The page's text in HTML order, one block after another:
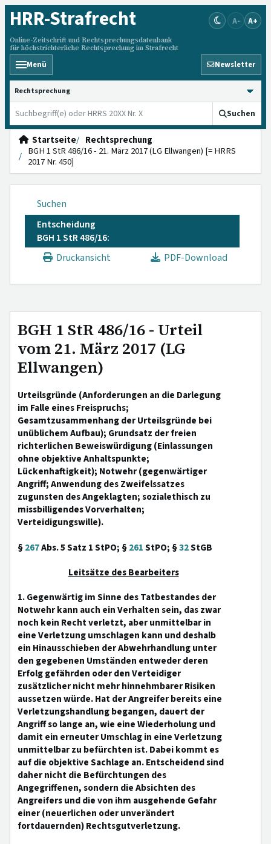
HRR-Strafrecht
Online-Zeitschrift und Rechtsprechungsdatenbank
für höchstrichterliche Rechtsprechung im Strafrecht
A- A+
Menü Newsletter
HRRS durchsuchen
Suchen
Startseite
Rechtsprechung
BGH 1 StR 486/16 - 21. März 2017 (LG Ellwangen) [= HRRS
2017 Nr. 450]
Suchen
Entscheidung
BGH 1 StR 486/16:
Druckansicht
PDF-Download
BGH 1 StR 486/16 - Urteil
vom 21. März 2017 (LG
Ellwangen)
Urteilsgründe (Anforderungen an die Darlegung
im Falle eines Freispruchs;
Gesamtzusammenhang der Urteilsgründe bei
unüblichem Aufbau); Grundsatz der freien
richterlichen Beweiswürdigung (Einlassungen
ohne objektive Anhaltspunkte;
Lückenhaftigkeit); Notwehr (gegenwärtiger
Angriff; Anwendung des Zweifelssatzes
zugunsten des Angeklagten; sozialethisch zu
missbilligendes Vorverhalten;
Verteidigungswille).
§267Abs. 5 Satz 1 StPO; §261StPO; §32StGB
Leitsätze des Bearbeiters
1. Gegenwärtig im Sinne des Tatbestandes der
Notwehr kann auch ein Verhalten sein, das zwar
noch kein Recht verletzt, aber unmittelbar in
eine Verletzung umschlagen kann und deshalb
ein Hinausschieben der Abwehrhandlung unter
den gegebenen Umständen entweder deren
Erfolg gefährden oder den Verteidiger
zusätzlicher nicht mehr hinnehmbarer Risiken
aussetzen würde. Hat der Angreifer bereits eine
Verletzungshandlung begangen, dauert der
Angriff so lange an, wie eine Wiederholung und
damit ein erneuter Umschlag in eine Verletzung
unmittelbar zu befürchten ist. Dabei kommt es
auf die objektive Sachlage an. Entscheidend sind
daher nicht die Befürchtungen des
Angegriffenen, sondern die Absichten des
Angreifers und die von ihm ausgehende Gefahr
einer (neuerlichen oder unverändert
fortdauernden) Rechtsgutverletzung.